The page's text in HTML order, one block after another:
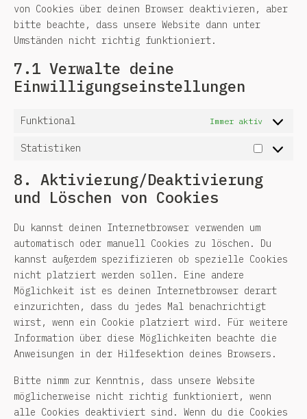
von Cookies über deinen Browser deaktivieren, aber
bitte beachte, dass unsere Website dann unter
Umständen nicht richtig funktioniert.
7.1 Verwalte deine
Einwilligungseinstellungen
Funktional Immer aktiv
Statistiken
8. Aktivierung/Deaktivierung
und Löschen von Cookies
Du kannst deinen Internetbrowser verwenden um
automatisch oder manuell Cookies zu löschen. Du
kannst außerdem spezifizieren ob spezielle Cookies
nicht platziert werden sollen. Eine andere
Möglichkeit ist es deinen Internetbrowser derart
einzurichten, dass du jedes Mal benachrichtigt
wirst, wenn ein Cookie platziert wird. Für weitere
Information über diese Möglichkeiten beachte die
Anweisungen in der Hilfesektion deines Browsers.
Bitte nimm zur Kenntnis, dass unsere Website
möglicherweise nicht richtig funktioniert, wenn
alle Cookies deaktiviert sind. Wenn du die Cookies